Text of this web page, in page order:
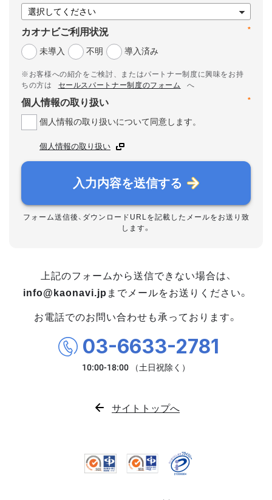
*
カオナビご利用状況
未導入
不明 導入済み
※お客様への紹介をご検討、またはパートナー制度に興味をお持
ちの方は
セールスパートナー制度のフォーム
へ
*
個人情報の取り扱い
個人情報の取り扱いについて同意します。
個人情報の取り扱い
入力内容を送信する
フォーム送信後、ダウンロードURLを記載したメールをお送り致
します。
上記のフォームから送信できない場合は、
info@kaonavi.jp までメールをお送りください。
お電話でのお問い合わせも承っております。
03-6633-2781
サイトトップへ